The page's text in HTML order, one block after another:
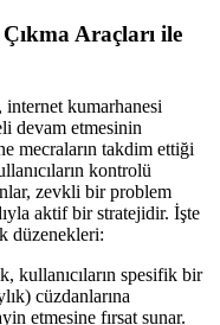
Araçları ile
kumarhanesi
devam etmesinin
mecraların takdim ettiği
kontrolü
zevkli bir problem
aktif bir stratejidir. İşte
düzenekleri:
kullanıcıların spesifik bir
cüzdanlarına
etmesine fırsat sunar.